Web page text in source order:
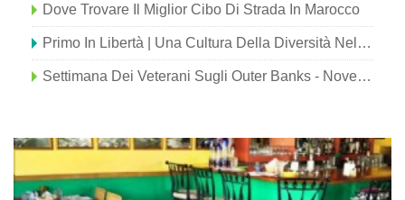
Dove Trovare Il Miglior Cibo Di Strada In Marocco
Primo In Libertà | Una Cultura Della Diversità Nelle Outer Banks
Settimana Dei Veterani Sugli Outer Banks - Novembre 2018